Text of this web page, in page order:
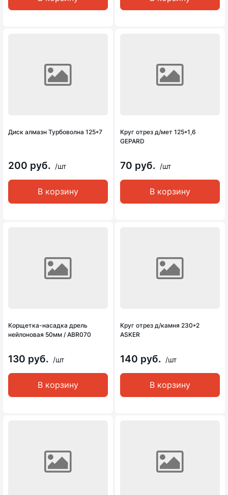
Диск алмазн Турбоволна 125*7
200 руб. /шт
В корзину
Круг отрез д/мет 125*1,6
GEPARD
70 руб. /шт
В корзину
Корщетка-насадка дрель
нейлоновая 50мм / ABR070
130 руб. /шт
В корзину
Круг отрез д/камня 230*2
ASKER
140 руб. /шт
В корзину